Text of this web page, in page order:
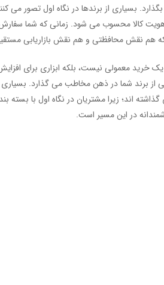
بسیاری از برندها در نگاه اول تصور
کالا محسوب می شود. زمانی که شما
هم نقش محافظتی و هم نقش بازاریابی
یک خرید معمولی نیست، بلکه ابزاری برای
از برند شما در ذهن مخاطب می گذارد.
اند؛ زیرا مشتریان در نگاه اول با بسته
در این مسیر است.